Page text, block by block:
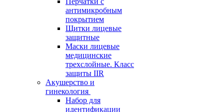
антимикробным
покрытием
Щитки лицевые
защитные
Маски лицевые
медицинские
трехслойные. Класс
защиты IIR
Акушерство и
гинекология
Набор для
идентификации